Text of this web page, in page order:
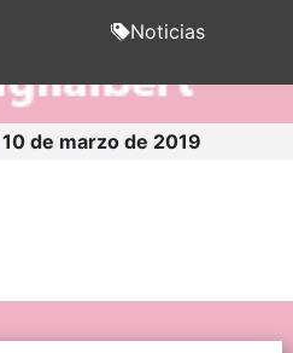
Noticias
de marzo de 2019